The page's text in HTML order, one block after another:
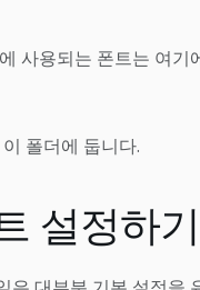
사용되는 폰트는 여기
폴더에 둡니다.
설정하기